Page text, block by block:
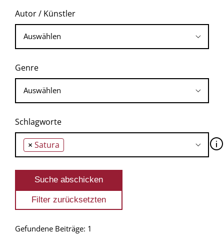
Autor / Künstler
Genre
Schlagworte
× Satura 🛈
Gefundene Beiträge: 1